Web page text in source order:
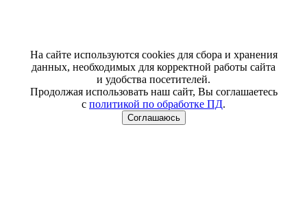
На сайте используются cookies для сбора и хранения
данных, необходимых для корректной работы сайта
и удобства посетителей.
Продолжая использовать наш сайт, Вы соглашаетесь
с политикой по обработке ПД.
Соглашаюсь